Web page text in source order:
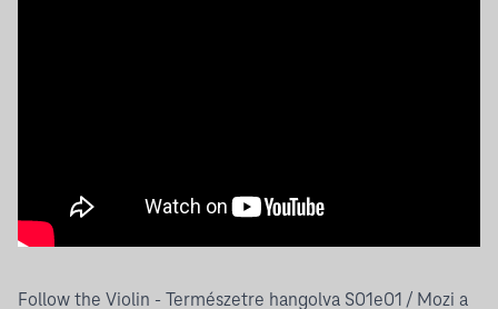
Follow the Violin - Természetre hangolva S01e01 / Mozi a